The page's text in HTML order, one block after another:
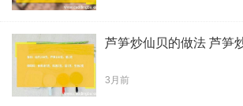
芦笋炒仙贝的做法 芦笋
3月前